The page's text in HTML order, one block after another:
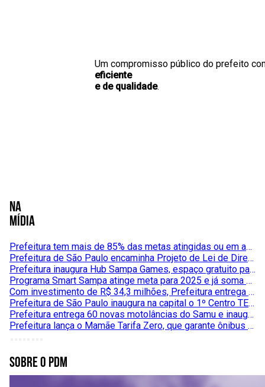
Um compromisso público do prefeito
eficiente
e de qualidade.
na
mídia
Prefeitura tem mais de 85% das metas atingidas ou em andamento no primeiro ano da gestão
Prefeitura de São Paulo encaminha Projeto de Lei de Diretrizes Orçamentárias para 2027
Prefeitura inaugura Hub Sampa Games, espaço gratuito para ensino profissionalizante em desenvolvimento de jogos
Programa Smart Sampa atinge meta para 2025 e já soma 40 mil câmeras integradas ao maior sistema de monitoramento da América Latina
Com investimento de R$ 34,3 milhões, Prefeitura entrega melhorias do complexo viário João Beiçola para beneficiar 196 mil pessoas
Prefeitura de São Paulo inaugura na capital o 1º Centro TEA da América Latina no Dia Mundial de Conscientização do Autismo
Prefeitura entrega 60 novas motolâncias do Samu e inaugura primeiro Heliponto de Resgate da capital
Prefeitura lança o Mamãe Tarifa Zero, que garante ônibus gratuitos a quem tem filhos em creche
sobre o pdm